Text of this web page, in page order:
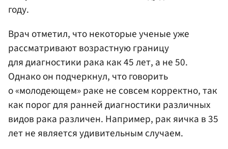
году.
Врач отметил, что некоторые ученые уже
рассматривают возрастную границу
для диагностики рака как 45 лет, а не 50.
Однако он подчеркнул, что говорить
о «молодеющем» раке не совсем корректно, так
как порог для ранней диагностики различных
видов рака различен. Например, рак яичка в 35
лет не является удивительным случаем.